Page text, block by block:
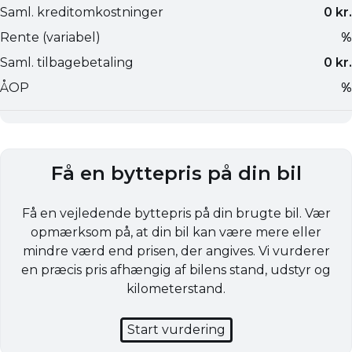
Få en byttepris på din bil
Få en vejledende byttepris på din brugte bil. Vær
opmærksom på, at din bil kan være mere eller
mindre værd end prisen, der angives. Vi vurderer
en præcis pris afhængig af bilens stand, udstyr og
kilometerstand.
Start vurdering